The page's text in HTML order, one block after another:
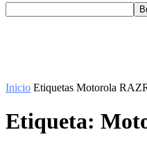
Inicio Etiquetas Motorola
Etiqueta: